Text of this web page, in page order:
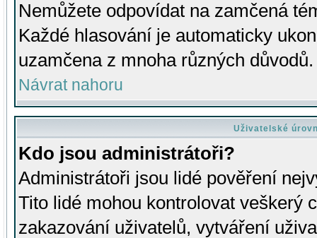
Nemůžete odpovídat na zamčená
Každé hlasování je automaticky
uzamčena z mnoha různých důvodů.
Návrat nahoru
Uživatelské
Kdo jsou administrátoři?
Administrátoři jsou lidé pověření
Tito lidé mohou kontrolovat veškerý
zakazování uživatelů, vytváření